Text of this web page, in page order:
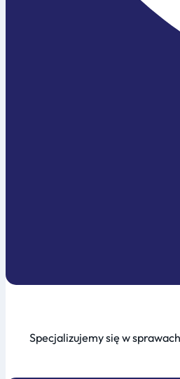
Specjalizujemy się w